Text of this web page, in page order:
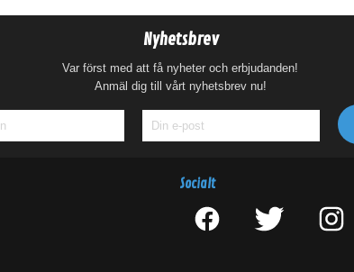
Nyhetsbrev
Var först med att få nyheter och erbjudanden!
Anmäl dig till vårt nyhetsbrev nu!
Socialt